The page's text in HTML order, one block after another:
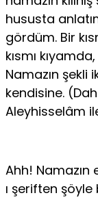
hususta
gördüm. Bir
kısmı
Namazın
kendisine.
Aleyhisselâm
Ahh!
ı şeriften şöyle